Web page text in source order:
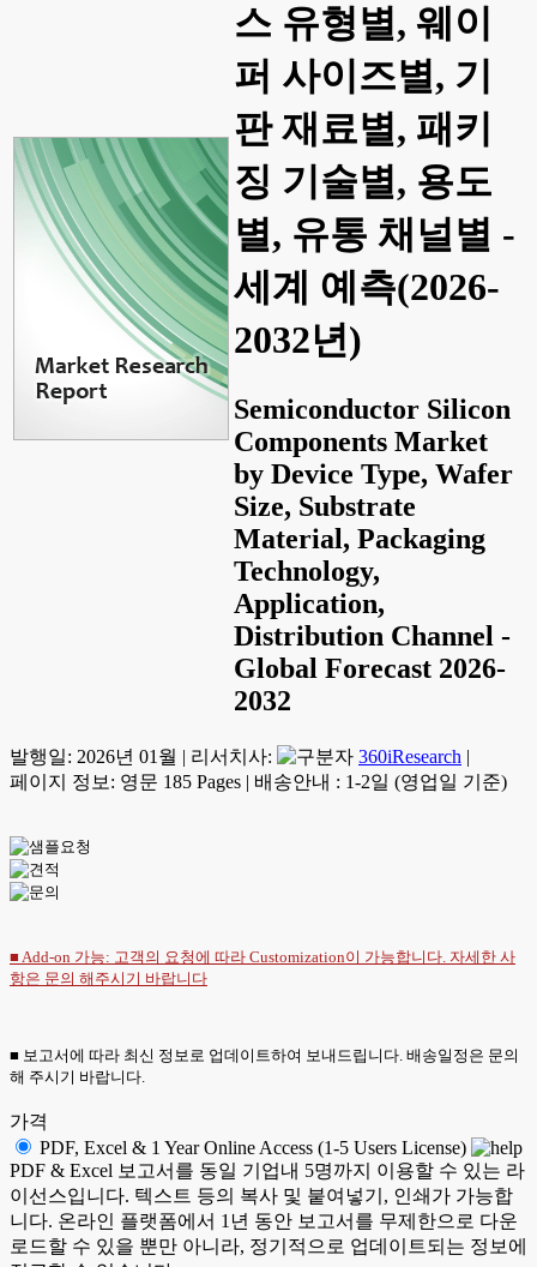
스 유형별, 웨이
퍼 사이즈별, 기
판 재료별, 패키
징 기술별, 용도
별, 유통 채널별 -
세계 예측(2026-
2032년)
Semiconductor Silicon
Components Market
by Device Type, Wafer
Size, Substrate
Material, Packaging
Technology,
Application,
Distribution Channel -
Global Forecast 2026-
2032
발행일: 2026년 01월 | 리서치사: 360iResearch |
페이지 정보: 영문 185 Pages | 배송안내 : 1-2일 (영업일 기준)
■ Add-on 가능: 고객의 요청에 따라 Customization이 가능합니다. 자세한 사
항은 문의 해주시기 바랍니다
■ 보고서에 따라 최신 정보로 업데이트하여 보내드립니다. 배송일정은 문의
해 주시기 바랍니다.
가격
PDF, Excel & 1 Year Online Access (1-5 Users License)
PDF & Excel 보고서를 동일 기업내 5명까지 이용할 수 있는 라
이선스입니다. 텍스트 등의 복사 및 붙여넣기, 인쇄가 가능합
니다. 온라인 플랫폼에서 1년 동안 보고서를 무제한으로 다운
로드할 수 있을 뿐만 아니라, 정기적으로 업데이트되는 정보에